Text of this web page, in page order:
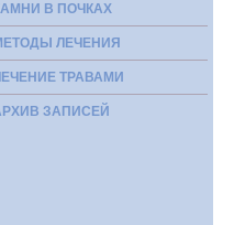
В ПОЧКАХ
ЛЕЧЕНИЯ
ТРАВАМИ
ЗАПИСЕЙ